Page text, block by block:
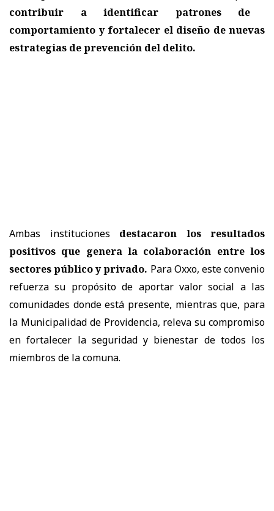
contribuir a identificar patrones de
comportamiento y fortalecer el diseño de nuevas
estrategias de prevención del delito.
Ambas instituciones destacaron los resultados
positivos que genera la colaboración entre los
sectores público y privado. Para Oxxo, este convenio
refuerza su propósito de aportar valor social a las
comunidades donde está presente, mientras que, para
la Municipalidad de Providencia, releva su compromiso
en fortalecer la seguridad y bienestar de todos los
miembros de la comuna.